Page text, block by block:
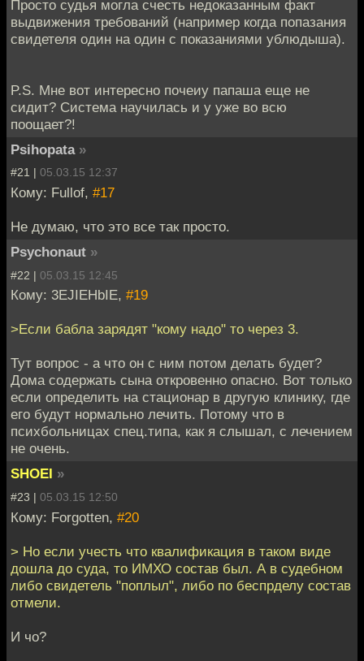
Просто судья могла счесть недоказанным факт
выдвижения требований (например когда попазания
свидетеля один на один с показаниями ублюдыша).
P.S. Мне вот интересно почеиу папаша еще не
сидит? Система научилась и у уже во всю
поощает?!
Psihopata »
#21 | 05.03.15 12:37
Кому: Fullof, #17
Не думаю, что это все так просто.
Psychonaut »
#22 | 05.03.15 12:45
Кому: 3EJIEHbIE, #19
>Если бабла зарядят "кому надо" то через 3.
Тут вопрос - а что он с ним потом делать будет?
Дома содержать сына откровенно опасно. Вот только
если определить на стационар в другую клинику, где
его будут нормально лечить. Потому что в
психбольницах спец.типа, как я слышал, с лечением
не очень.
SHOEI »
#23 | 05.03.15 12:50
Кому: Forgotten, #20
> Но если учесть что квалификация в таком виде
дошла до суда, то ИМХО состав был. А в судебном
либо свидетель "поплыл", либо по беспрделу состав
отмели.
И чо?